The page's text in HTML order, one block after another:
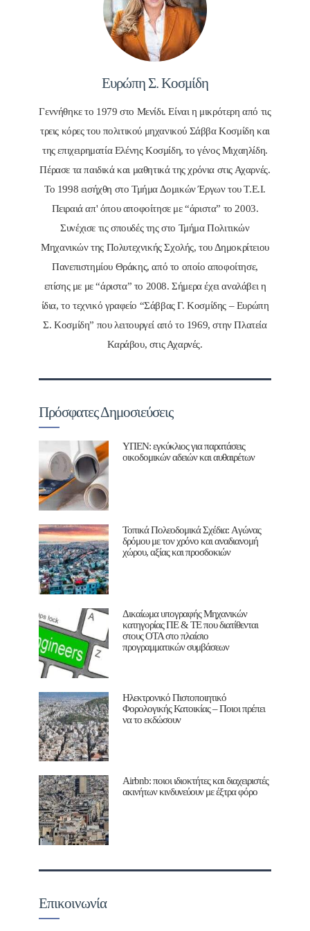
Ευρώπη Σ. Κοσμίδη
Γεννήθηκε το 1979 στο Μενίδι. Είναι η μικρότερη από τις
τρεις κόρες του πολιτικού μηχανικού Σάββα Κοσμίδη και
της επιχειρηματία Ελένης Κοσμίδη, το γένος Μιχαηλίδη.
Πέρασε τα παιδικά και μαθητικά της χρόνια στις Αχαρνές.
Το 1998 εισήχθη στο Τμήμα Δομικών Έργων του Τ.Ε.Ι.
Πειραιά απ' όπου αποφοίτησε με “άριστα” το 2003.
Συνέχισε τις σπουδές της στο Τμήμα Πολιτικών
Μηχανικών της Πολυτεχνικής Σχολής, του Δημοκρίτειου
Πανεπιστημίου Θράκης, από το οποίο αποφοίτησε,
επίσης με με “άριστα” το 2008. Σήμερα έχει αναλάβει η
ίδια, το τεχνικό γραφείο “Σάββας Γ. Κοσμίδης – Ευρώπη
Σ. Κοσμίδη” που λειτουργεί από το 1969, στην Πλατεία
Καράβου, στις Αχαρνές.
Πρόσφατες Δημοσιεύσεις
ΥΠΕΝ: εγκύκλιος για παρατάσεις
οικοδομικών αδειών και αυθαιρέτων
Τοπικά Πολεοδομικά Σχέδια: Aγώνας
δρόμου με τον χρόνο και αναδιανομή
χώρου, αξίας και προσδοκιών
Δικαίωμα υπογραφής Μηχανικών
κατηγορίας ΠΕ & ΤΕ που διατίθενται
στους ΟΤΑ στο πλαίσιο
προγραμματικών συμβάσεων
Ηλεκτρονικό Πιστοποιητικό
Φορολογικής Κατοικίας – Ποιοι πρέπει
να το εκδώσουν
Airbnb: ποιοι ιδιοκτήτες και διαχειριστές
ακινήτων κινδυνεύουν με έξτρα φόρο
Επικοινωνία